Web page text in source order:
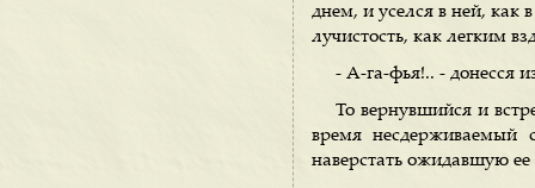
днем, и уселся в ней, как
лучистость, как легким
- А-га-фья!.. - донесся
То вернувшийся и
время несдерживаемый
наверстать ожидавшую ее